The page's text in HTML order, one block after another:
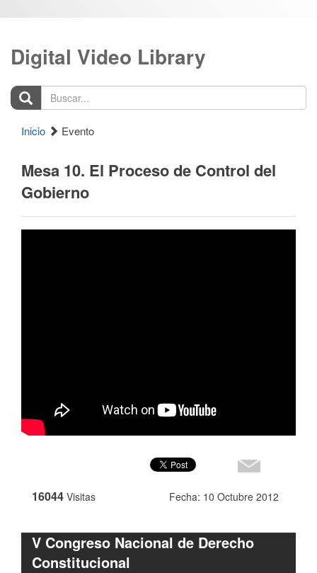
Digital Video Library
Buscar...
Inicio Evento
Mesa 10. El Proceso de Control del
Gobierno
16044 Visitas Fecha: 10 Octubre 2012
V Congreso Nacional de Derecho
Constitucional